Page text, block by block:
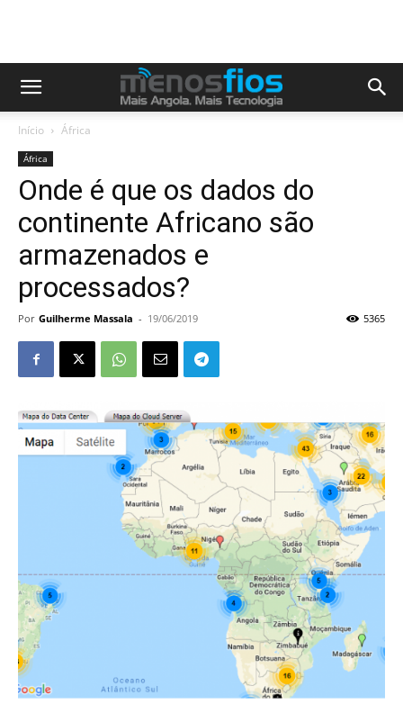
Início África
África
Onde é que os dados do
continente Africano são
armazenados e
processados?
Por Guilherme Massala - 19/06/2019 5365